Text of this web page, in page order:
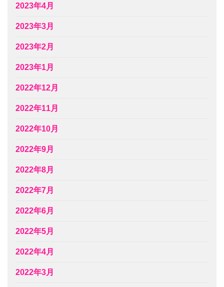
2023年4月
2023年3月
2023年2月
2023年1月
2022年12月
2022年11月
2022年10月
2022年9月
2022年8月
2022年7月
2022年6月
2022年5月
2022年4月
2022年3月